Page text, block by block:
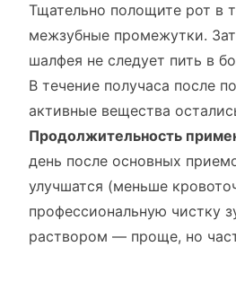
Тщательно полощите рот в
межзубные промежутки.
шалфея не следует пить в
В течение получаса после
активные вещества
Продолжительность
день после основных
улучшатся (меньше
профессиональную чистку
раствором — проще, но